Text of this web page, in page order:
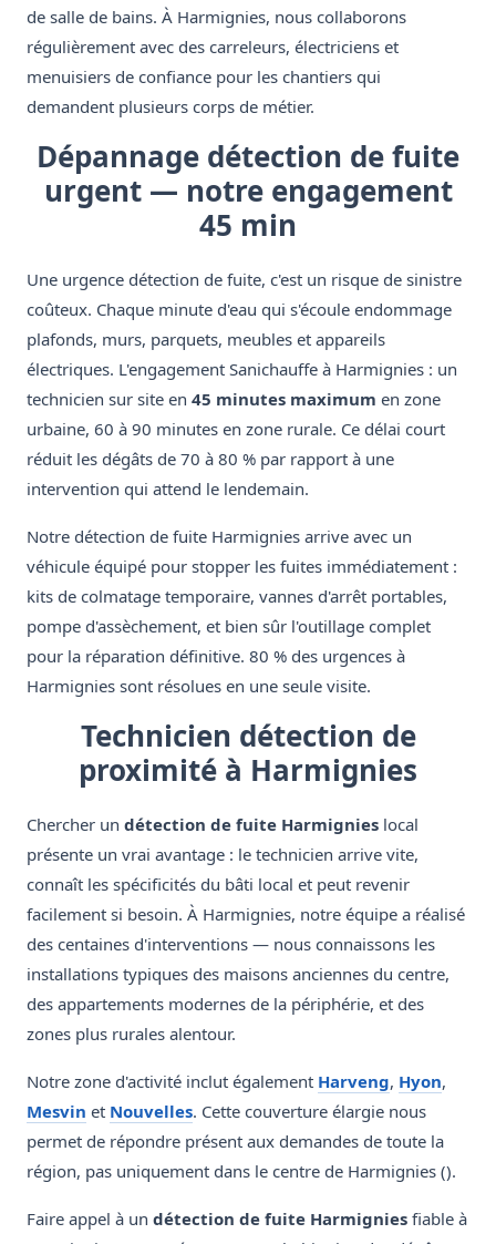
de salle de bains. À Harmignies, nous collaborons
régulièrement avec des carreleurs, électriciens et
menuisiers de confiance pour les chantiers qui
demandent plusieurs corps de métier.
Dépannage détection de fuite
urgent — notre engagement
45 min
Une urgence détection de fuite, c'est un risque de sinistre
coûteux. Chaque minute d'eau qui s'écoule endommage
plafonds, murs, parquets, meubles et appareils
électriques. L'engagement Sanichauffe à Harmignies : un
technicien sur site en 45 minutes maximum en zone
urbaine, 60 à 90 minutes en zone rurale. Ce délai court
réduit les dégâts de 70 à 80 % par rapport à une
intervention qui attend le lendemain.
Notre détection de fuite Harmignies arrive avec un
véhicule équipé pour stopper les fuites immédiatement :
kits de colmatage temporaire, vannes d'arrêt portables,
pompe d'assèchement, et bien sûr l'outillage complet
pour la réparation définitive. 80 % des urgences à
Harmignies sont résolues en une seule visite.
Technicien détection de
proximité à Harmignies
Chercher un détection de fuite Harmignies local
présente un vrai avantage : le technicien arrive vite,
connaît les spécificités du bâti local et peut revenir
facilement si besoin. À Harmignies, notre équipe a réalisé
des centaines d'interventions — nous connaissons les
installations typiques des maisons anciennes du centre,
des appartements modernes de la périphérie, et des
zones plus rurales alentour.
Notre zone d'activité inclut également Harveng, Hyon,
Mesvin et Nouvelles. Cette couverture élargie nous
permet de répondre présent aux demandes de toute la
région, pas uniquement dans le centre de Harmignies ().
Faire appel à un détection de fuite Harmignies fiable à